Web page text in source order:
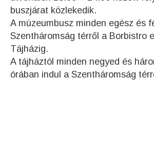
buszjárat közlekedik.
A múzeumbusz minden egész és
Szentháromság térről a Borbistro
Tájházig.
A tájháztól minden negyed és
órában indul a Szentháromság